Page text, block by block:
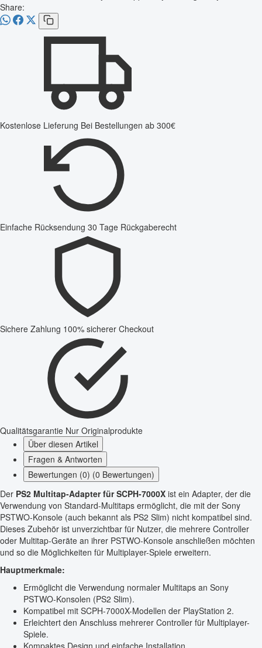
Share:
Kostenlose Lieferung Bei Bestellungen ab 300€
Einfache Rücksendung 30 Tage Rückgaberecht
Sichere Zahlung 100% sicherer Checkout
Qualitätsgarantie Nur Originalprodukte
Über diesen Artikel
Fragen & Antworten
Bewertungen (0) (0 Bewertungen)
Der PS2 Multitap-Adapter für SCPH-7000X ist ein Adapter, der die
Verwendung von Standard-Multitaps ermöglicht, die mit der Sony
PSTWO-Konsole (auch bekannt als PS2 Slim) nicht kompatibel sind.
Dieses Zubehör ist unverzichtbar für Nutzer, die mehrere Controller
oder Multitap-Geräte an ihrer PSTWO-Konsole anschließen möchten
und so die Möglichkeiten für Multiplayer-Spiele erweitern.
Hauptmerkmale:
Ermöglicht die Verwendung normaler Multitaps an Sony
PSTWO-Konsolen (PS2 Slim).
Kompatibel mit SCPH-7000X-Modellen der PlayStation 2.
Erleichtert den Anschluss mehrerer Controller für Multiplayer-
Spiele.
Kompaktes Design und einfache Installation.